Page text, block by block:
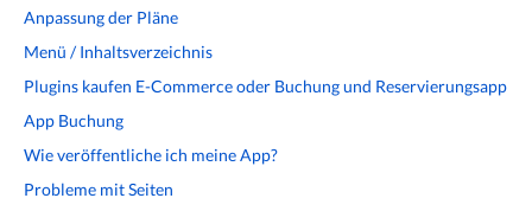
Anpassung der Pläne
Menü / Inhaltsverzeichnis
Plugins kaufen E-Commerce oder Buchung und Reservierungsapp
App Buchung
Wie veröffentliche ich meine App?
Probleme mit Seiten